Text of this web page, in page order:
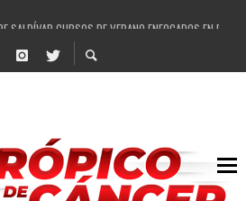
SALDÍVAR CURSOS DE VERANO ENFOCADOS EN
Y 14 COMISARIADOS DE GUADALUPE APOYO A
PEPE SALDÍVAR LA EDUCACIÓN EN LA ZACATECANA
Y GRUPO FEMSA GENERAN MÁS DE 3 MIL EMPLEOS
TRAJO BENEFICIO DIRECTO A GUADALUPE:
A ARTISTA ZACATECANA VICTORIA HERNÁNDEZ